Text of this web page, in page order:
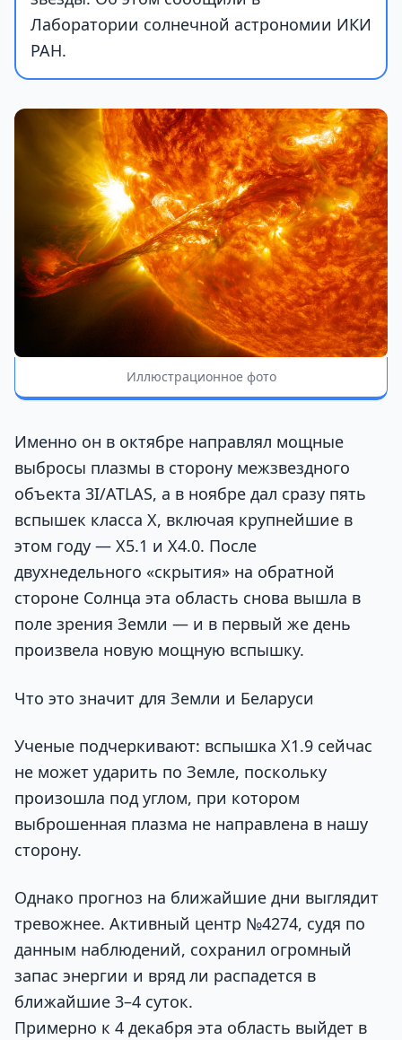
Лаборатории солнечной астрономии ИКИ
РАН.
Иллюстрационное фото
Именно он в октябре направлял мощные
выбросы плазмы в сторону межзвездного
объекта 3I/ATLAS, а в ноябре дал сразу пять
вспышек класса X, включая крупнейшие в
этом году — X5.1 и X4.0. После
двухнедельного «скрытия» на обратной
стороне Солнца эта область снова вышла в
поле зрения Земли — и в первый же день
произвела новую мощную вспышку.
Что это значит для Земли и Беларуси
Ученые подчеркивают: вспышка X1.9 сейчас
не может ударить по Земле, поскольку
произошла под углом, при котором
выброшенная плазма не направлена в нашу
сторону.
Однако прогноз на ближайшие дни выглядит
тревожнее. Активный центр №4274, судя по
данным наблюдений, сохранил огромный
запас энергии и вряд ли распадется в
ближайшие 3–4 суток.
Примерно к 4 декабря эта область выйдет в